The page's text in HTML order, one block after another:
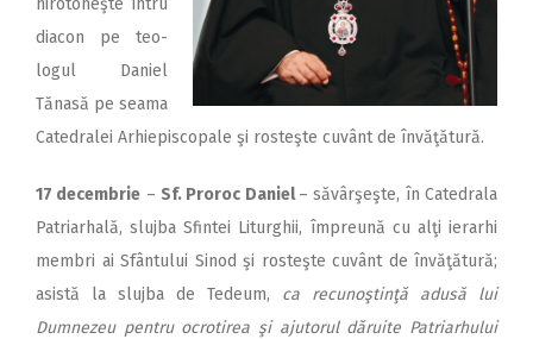
diacon pe teo­
logul Daniel
Tănasă pe seama
Catedralei Arhiepiscopale şi rosteşte cuvânt de învăţătură.
17 decembrie – Sf. Proroc Daniel– săvârşeşte, în Catedrala
Patriarhală, slujba Sfintei Liturghii, împreună cu alţi ierarhi
membri ai Sfântului Sinod şi rosteşte cuvânt de învăţătură;
asistă la slujba de Tedeum, ca recunoştinţă adusă lui
Dumnezeu pentru ocrotirea şi ajutorul dăruite Patriarhului